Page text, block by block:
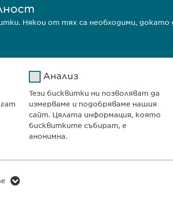
Ewopharma Ltd
ул. „8-ми декември“ № 13
София 1700
България
Някои от тях са необходими,
Анализ
Тези бисквитки ни позволяват да
измерваме и подобряваме нашия
сайт. Цялата информация, която
бисквитките събират, е
анонимна.